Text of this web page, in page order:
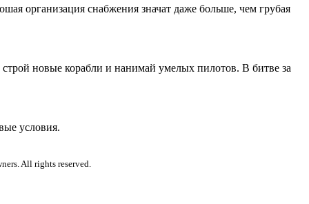
организация снабжения значат даже больше, чем грубая
новые корабли и нанимай умелых пилотов. В битве за
условия.
All rights reserved.